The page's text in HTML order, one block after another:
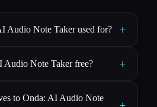
Audio Note Taker used for? +
Audio Note Taker free? +
to Onda: AI Audio Note